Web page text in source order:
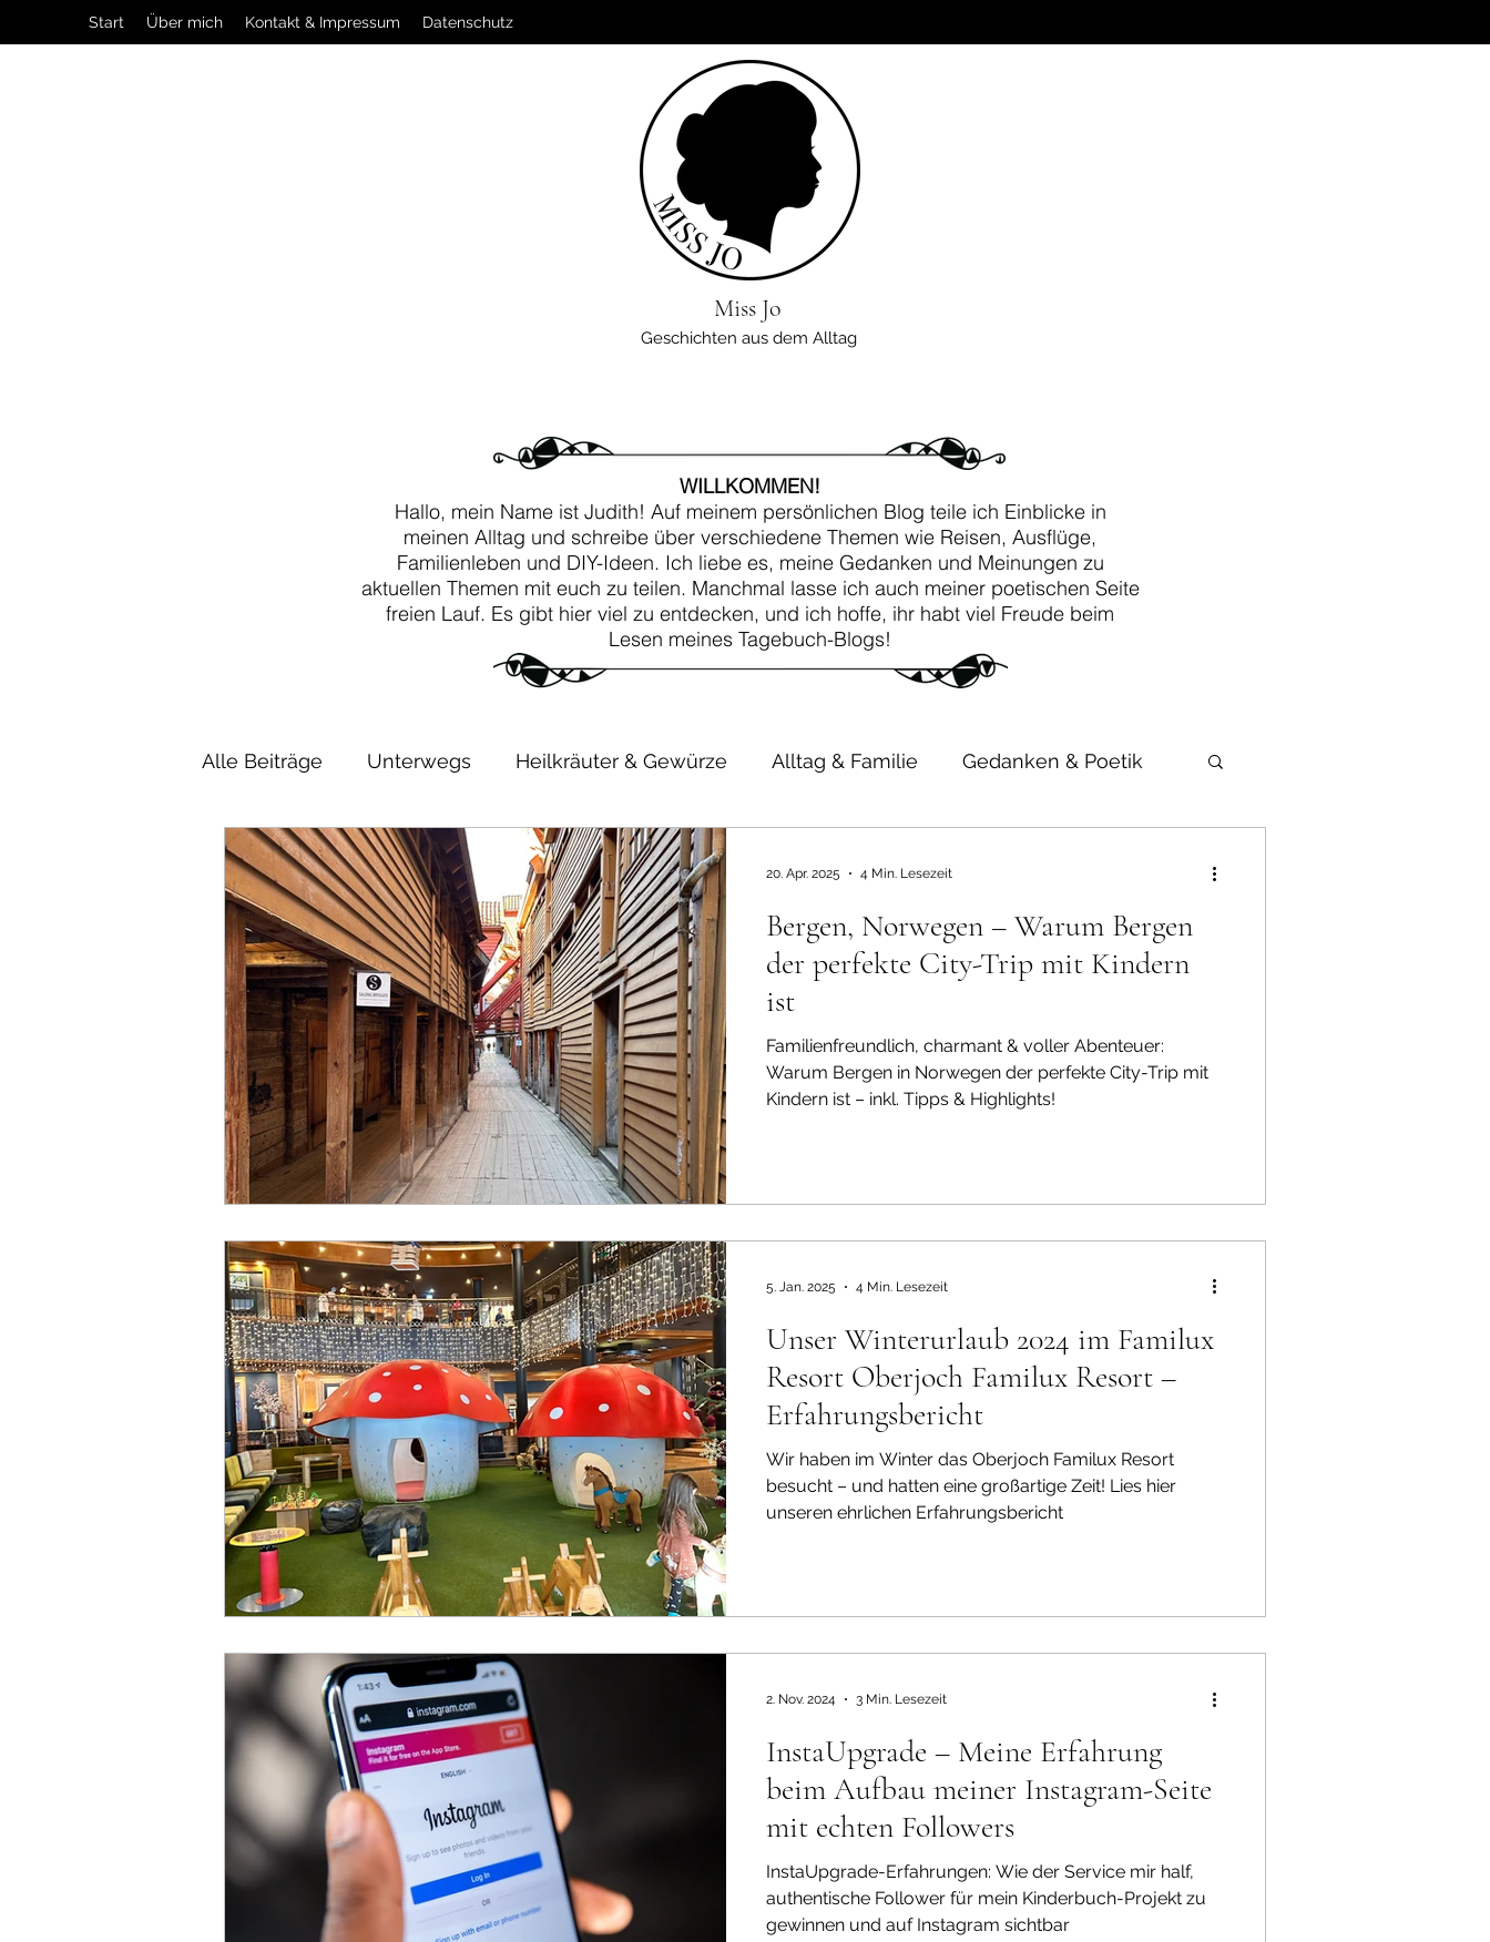
Miss Jo
Geschichten aus dem Alltag
Start Über mich Kontakt & Impressum Datenschutz
WILLKOMMEN!
Hallo, mein Name ist Judith! Auf meinem persönlichen Blog teile ich Einblicke in
meinen Alltag und schreibe über verschiedene Themen wie Reisen, Ausflüge,
Familienleben und DIY-Ideen. Ich liebe es, meine Gedanken und Meinungen zu
aktuellen Themen mit euch zu teilen. Manchmal lasse ich auch meiner poetischen Seite
freien Lauf. Es gibt hier viel zu entdecken, und ich hoffe, ihr habt viel Freude beim
Lesen meines Tagebuch-Blogs!
Alle Beiträge Unterwegs Heilkräuter & Gewürze Alltag & Familie Gedanken & Poetik
Rezepte DIY Klassik Kinder Erfahrungen
Bergen, Norwegen – Warum Bergen
der perfekte City-Trip mit Kindern
ist
Familienfreundlich, charmant & voller Abenteuer:
Warum Bergen in Norwegen der perfekte City-Trip mit
Kindern ist – inkl. Tipps & Highlights!
20. Apr. 2025 4 Min. Lesezeit
Unser Winterurlaub 2024 im Familux
Resort Oberjoch Familux Resort –
Erfahrungsbericht
Wir haben im Winter das Oberjoch Familux Resort
besucht – und hatten eine großartige Zeit! Lies hier
unseren ehrlichen Erfahrungsbericht
5. Jan. 2025 4 Min. Lesezeit
InstaUpgrade – Meine Erfahrung
beim Aufbau meiner Instagram-Seite
mit echten Followers
InstaUpgrade-Erfahrungen: Wie der Service mir half,
authentische Follower für mein Kinderbuch-Projekt zu
gewinnen und auf Instagram sichtbar
2. Nov. 2024 3 Min. Lesezeit